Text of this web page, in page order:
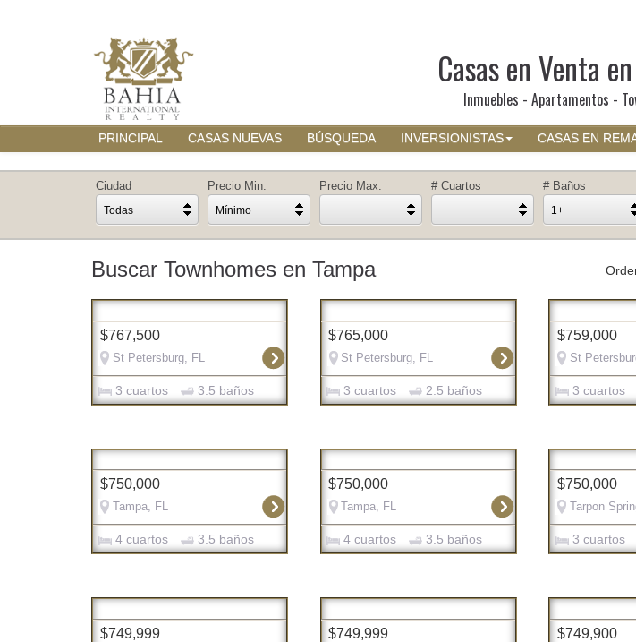
Casas en Venta
Inmuebles - Apartamentos -
PRINCIPAL CASAS NUEVAS BÚSQUEDA INVERSIONISTAS CASAS EN
Ciudad
Todas
Precio Min.
Mínimo
Precio Max. # Cuartos # Baños
1+
Buscar Townhomes en Tampa
$767,500
St Petersburg, FL
3 cuartos 3.5 baños
$765,000
St Petersburg, FL
3 cuartos 2.5 baños
$759,000
St
3 cuartos
$750,000
Tampa, FL
4 cuartos 3.5 baños
$750,000
Tampa, FL
4 cuartos 3.5 baños
$750,000
Tarpon
3 cuartos
$749,999 $749,999 $749,900